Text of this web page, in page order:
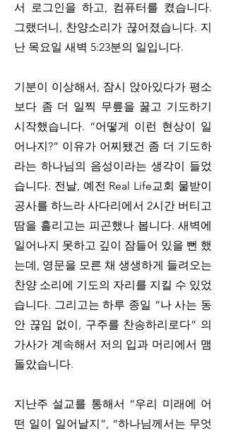
서 로그인을 하고, 컴퓨터를 켰습니다.
그랬더니, 찬양소리가 끊어졌습니다. 지
난 목요일 새벽 5:23분의 일입니다.
기분이 이상해서, 잠시 앉아있다가 평소
보다 좀 더 일찍 무릎을 꿇고 기도하기
시작했습니다. “어떻게 이런 현상이 일
어나지?” 이유가 어찌됐건 좀 더 기도하
라는 하나님의 음성이라는 생각이 들었
습니다. 전날, 예전 Real Life교회 물받이
공사를 하느라 사다리에서 2시간 버티고
땀을 흘리고는 피곤했나 봅니다. 새벽에
일어나지 못하고 깊이 잠들어 있을 뻔 했
는데, 영문을 모른 채 생생하게 들려오는
찬양 소리에 기도의 자리를 지킬 수 있었
습니다. 그리고는 하루 종일 “나 사는 동
안 끊임 없이, 구주를 찬송하리로다” 의
가사가 계속해서 저의 입과 머리에서 맴
돌았습니다.
지난주 설교를 통해서 “우리 미래에 어
떤 일이 일어날지”, “하나님께서는 무엇